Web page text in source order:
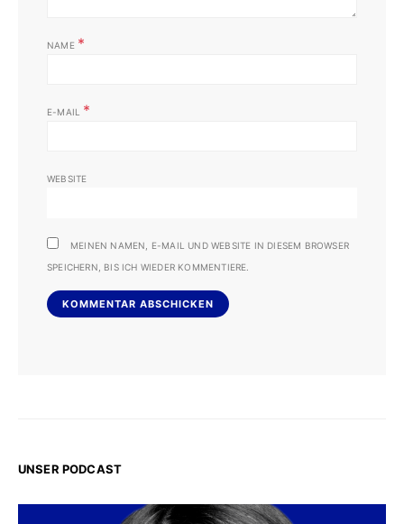
NAME *
E-MAIL *
WEBSITE
MEINEN NAMEN, E-MAIL UND WEBSITE IN DIESEM BROWSER
SPEICHERN, BIS ICH WIEDER KOMMENTIERE.
UNSER PODCAST